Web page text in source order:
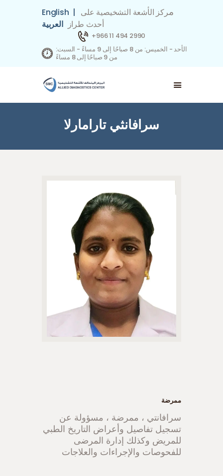
English | مركز الأشعة التشخيصية على
أحدث طراز العربية
+966 11 494 2990
الأحد - الخميس: من 8 صباحًا إلى 9 مساءً - السبت:
من 9 صباحًا إلى 8 مساءً
سرافانثي تارامارلا
اتصل بنا
شركاؤنا في التأمين
التخصصات
الصفحة الرئيسية
ممرضة
سرافانتي ، ممرضة ، مسؤولة عن
تسجيل تفاصيل وأعراض التاريخ الطبي
للمريض وكذلك إدارة المرضى
للفحوصات والإجراءات والعلاجات